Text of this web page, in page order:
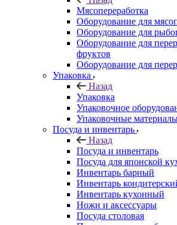
Мясопереработка
Оборудование для
Оборудование для
Оборудование для
фруктов
Оборудование для
Упаковка
Назад
Упаковка
Упаковочное
Упаковочные
Посуда и инвентарь
Назад
Посуда и инвентарь
Посуда для японской
Инвентарь барный
Инвентарь
Инвентарь кухонный
Ножи и аксессуары
Посуда столовая